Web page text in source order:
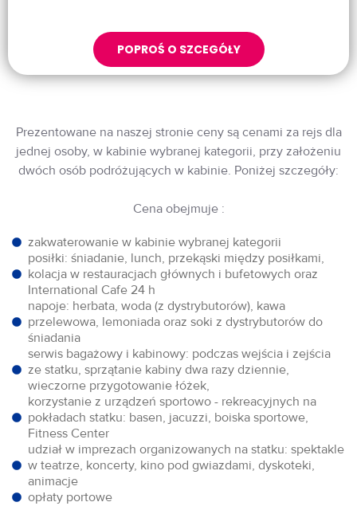
POPROŚ O SZCEGÓŁY
Prezentowane na naszej stronie ceny są cenami za rejs dla
jednej osoby, w kabinie wybranej kategorii, przy założeniu
dwóch osób podróżujących w kabinie. Poniżej szczegóły:
Cena obejmuje :
zakwaterowanie w kabinie wybranej kategorii
posiłki: śniadanie, lunch, przekąski między posiłkami,
kolacja w restauracjach głównych i bufetowych oraz
International Cafe 24 h
napoje: herbata, woda (z dystrybutorów), kawa
przelewowa, lemoniada oraz soki z dystrybutorów do
śniadania
serwis bagażowy i kabinowy: podczas wejścia i zejścia
ze statku, sprzątanie kabiny dwa razy dziennie,
wieczorne przygotowanie łóżek,
korzystanie z urządzeń sportowo - rekreacyjnych na
pokładach statku: basen, jacuzzi, boiska sportowe,
Fitness Center
udział w imprezach organizowanych na statku: spektakle
w teatrze, koncerty, kino pod gwiazdami, dyskoteki,
animacje
opłaty portowe